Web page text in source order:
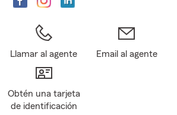
Llamar al agente Email al agente
Obtén una tarjeta
de identificación